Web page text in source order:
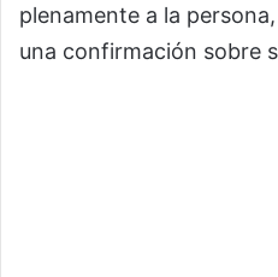
plenamente a la
una confirmación sobre